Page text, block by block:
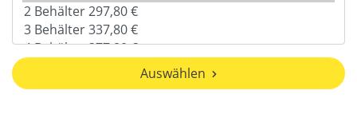
Auswählen